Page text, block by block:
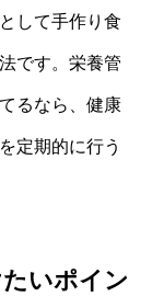
して手作り食
です。栄養管
るなら、健康
定期的に行う
いポイン